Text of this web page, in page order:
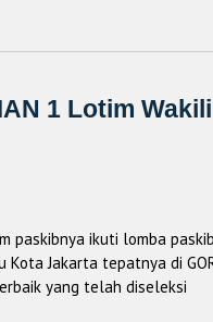
1 Lotim Wakili
paskibnya ikuti lomba
Kota Jakarta tepatnya di
yang telah diseleksi